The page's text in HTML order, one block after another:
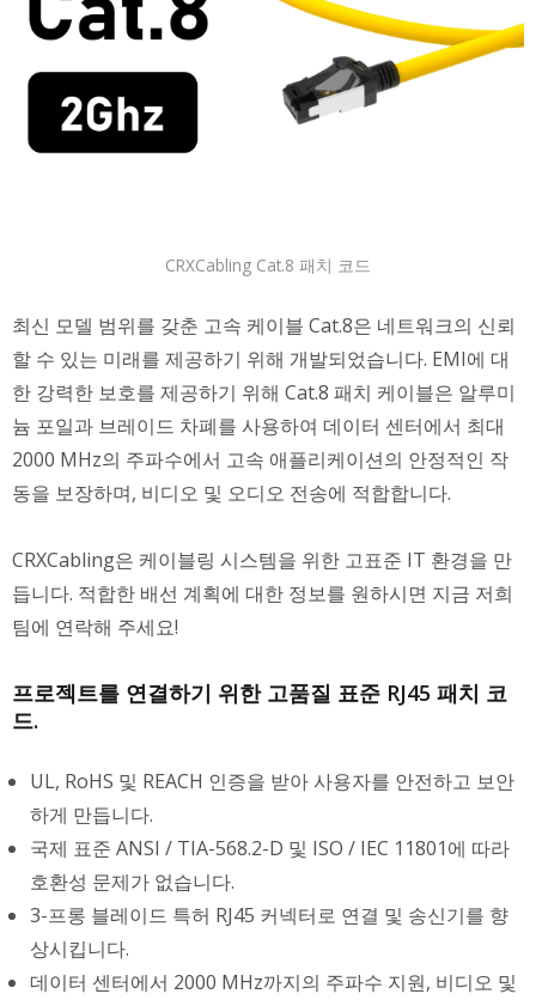
CRXCabling Cat.8 패치 코드
최신 모델 범위를 갖춘 고속 케이블 Cat.8은 네트워크의 신뢰
할 수 있는 미래를 제공하기 위해 개발되었습니다. EMI에 대
한 강력한 보호를 제공하기 위해 Cat.8 패치 케이블은 알루미
늄 포일과 브레이드 차폐를 사용하여 데이터 센터에서 최대
2000 MHz의 주파수에서 고속 애플리케이션의 안정적인 작
동을 보장하며, 비디오 및 오디오 전송에 적합합니다.
CRXCabling은 케이블링 시스템을 위한 고표준 IT 환경을 만
듭니다. 적합한 배선 계획에 대한 정보를 원하시면 지금 저희
팀에 연락해 주세요!
프로젝트를 연결하기 위한 고품질 표준 RJ45 패치 코
드.
UL, RoHS 및 REACH 인증을 받아 사용자를 안전하고 보안
하게 만듭니다.
국제 표준 ANSI / TIA-568.2-D 및 ISO / IEC 11801에 따라
호환성 문제가 없습니다.
3-프롱 블레이드 특허 RJ45 커넥터로 연결 및 송신기를 향
상시킵니다.
데이터 센터에서 2000 MHz까지의 주파수 지원, 비디오 및